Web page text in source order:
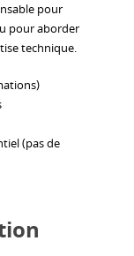
pour
pour aborder
technique.
(pas de